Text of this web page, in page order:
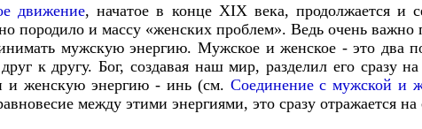
движение, начатое в конце XIX века, продолжается и
породило и массу «женских проблем». Ведь очень
мужскую энергию. Мужское и женское - это два
друг к другу. Бог, создавая наш мир, разделил его сразу
и женскую энергию - инь (см. Соединение с мужской и
между этими энергиями, это сразу отражается